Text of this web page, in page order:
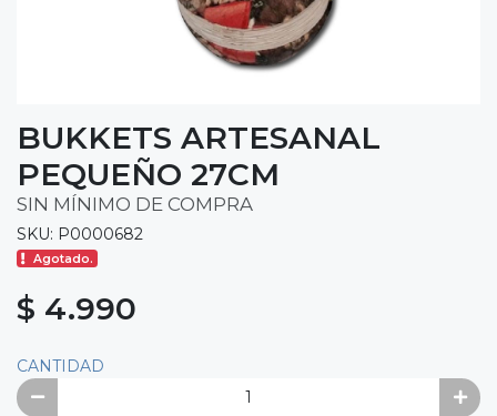
BUKKETS ARTESANAL
PEQUEÑO 27CM
SIN MÍNIMO DE COMPRA
SKU: P0000682
Agotado.
$ 4.990
CANTIDAD